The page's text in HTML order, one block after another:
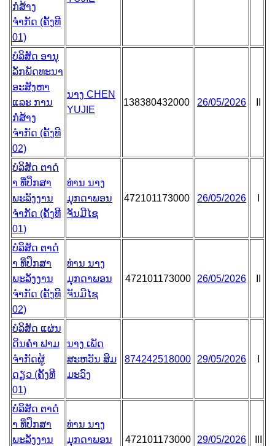
ກໍ່ສ້າງ
ຈຳກັດ (ຄັ້ງທີ
01)
ບໍລິສັດ ອານຸ
ລັກພັດທະນາ
ອະສັງຫາ
ແລະ ການ
ກໍ່ສ້າງ
ຈຳກັດ (ຄັ້ງທີ
02)
ນາງ CHEN
YUJIE
138380432000 26/05/2026
ບໍລິສັດ ຕາດໍ
າ ທີ່ປຶກສາ
ພະລັງງານ
ຈຳກັດ (ຄັ້ງທີ
01)
ທ່ານ ນາງ
ມຸກດາພອນ
ຈັນມີໄຊ
472101173000 26/05/2026
ບໍລິສັດ ຕາດໍ
າ ທີ່ປຶກສາ
ພະລັງງານ
ຈຳກັດ (ຄັ້ງທີ
02)
ທ່ານ ນາງ
ມຸກດາພອນ
ຈັນມີໄຊ
472101173000 26/05/2026
ບໍລິສັດ ແຜ່ນ
ດິນຄໍາ ຟາມ
ຈຳກັດຜູ້
ດຽວ (ຄັ້ງທີ
01)
ນາງ ເພັດ
ສະຫວັນ ສິມ
ມະວົງ
874242518000 29/05/2026
ບໍລິສັດ ຕາດໍ
າ ທີ່ປຶກສາ
ພະລັງງານ
ທ່ານ ນາງ
ມຸກດາພອນ
472101173000 29/05/2026